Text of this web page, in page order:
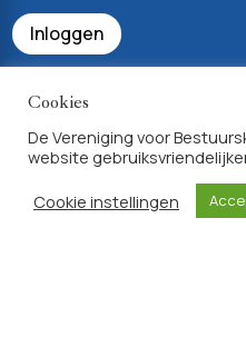
Inloggen
Bekijk uw profiel &
Achtergrondinfo
Cookies
De Vereniging voor
website
Cookie instellingen